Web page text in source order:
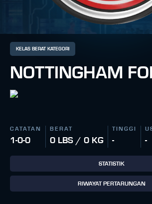
KELAS BERAT KATEGORI
NOTTINGHAM
CATATAN
1-0-0
BERAT
0 LBS / 0 KG
TINGGI
- -
STATISTIK
RIWAYAT PERTARUNGAN